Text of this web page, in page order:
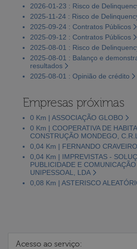
2026-01-23 : Risco de
2025-11-24 : Risco de
2025-09-24 : Contratos Públicos
2025-09-12 : Contratos Públicos
2025-08-01 : Risco de
2025-08-01 : Balanço e
resultados
2025-08-01 : Opinião de crédito
Empresas próximas
0 Km | ASSOCIAÇÃO GLOBO
0 Km | COOPERATIVA DE
CONSTRUÇÃO MONDEGO, C.R.L.
0,04 Km | FERNANDO
0,04 Km | IMPREVISTAS -
PUBLICIDADE E COMUNICAÇÃO
UNIPESSOAL, LDA
0,08 Km | ASTERISCO
Acesso ao serviço: